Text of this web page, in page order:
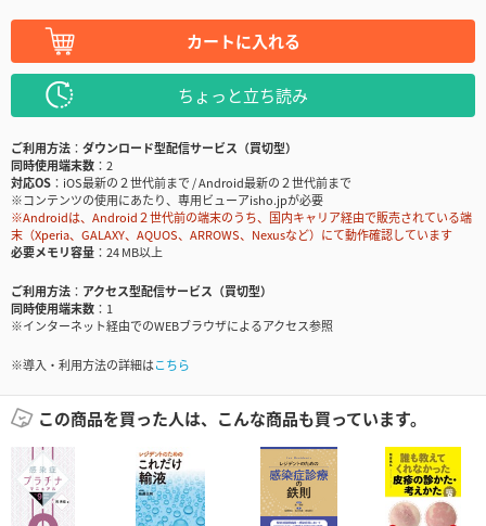
カートに入れる
ちょっと立ち読み
ご利用方法
ダウンロード型配信サービス（買切型）
同時使用端末数
2
対応OS
iOS最新の２世代前まで / Android最新の２世代前まで
※コンテンツの使用にあたり、専用ビューアisho.jpが必要
※Androidは、Android２世代前の端末のうち、国内キャリア経由で販売されている端
末（Xperia、GALAXY、AQUOS、ARROWS、Nexusなど）にて動作確認しています
必要メモリ容量
24 MB以上
ご利用方法
アクセス型配信サービス（買切型）
同時使用端末数
1
※インターネット経由でのWEBブラウザによるアクセス参照
※導入・利用方法の詳細はこちら
この商品を買った人は、こんな商品も買っています。